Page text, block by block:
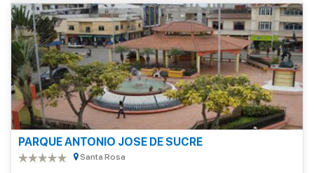
PARQUE ANTONIO JOSE DE SUCRE
Santa Rosa